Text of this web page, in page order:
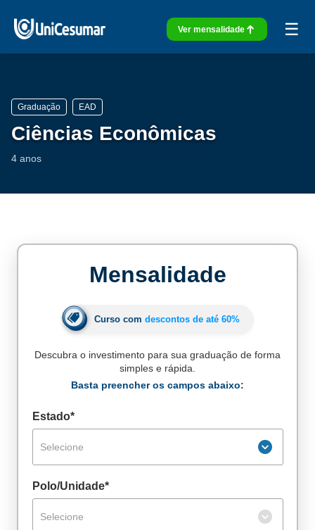
Ver mensalidade ☰
Graduação EAD
Ciências Econômicas
4 anos
Mensalidade
Curso com descontos de até 60%
Descubra o investimento para sua graduação de forma
simples e rápida.
Basta preencher os campos abaixo:
Estado*
Selecione
Polo/Unidade*
Selecione